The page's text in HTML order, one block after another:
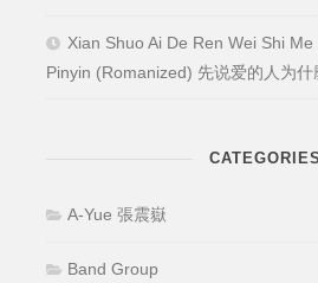
Xian Shuo Ai De Ren Wei Shi
Pinyin (Romanized) 先说爱的人为什
CATEGORIES
A-Yue 張震嶽
Band Group